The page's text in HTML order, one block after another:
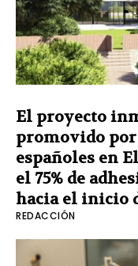
El proyecto
promovido
españoles en
el 75% de
hacia el inicio
REDACCIÓN